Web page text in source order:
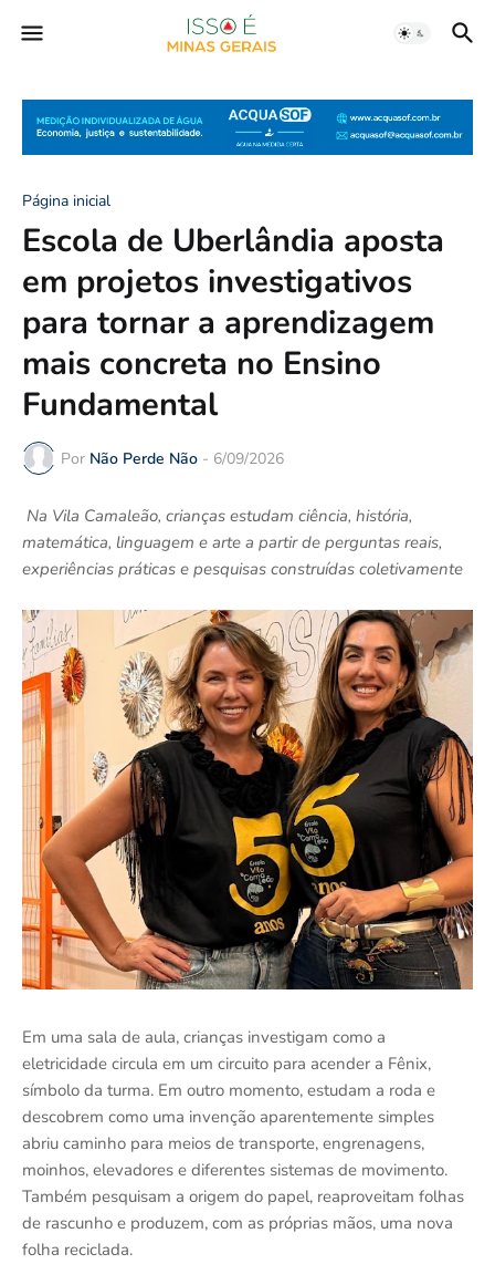
Página inicial
Escola de Uberlândia aposta
em projetos investigativos
para tornar a aprendizagem
mais concreta no Ensino
Fundamental
Por Não Perde Não - 6/09/2026
Na Vila Camaleão, crianças estudam ciência, história,
matemática, linguagem e arte a partir de perguntas reais,
experiências práticas e pesquisas construídas coletivamente
Em uma sala de aula, crianças investigam como a
eletricidade circula em um circuito para acender a Fênix,
símbolo da turma. Em outro momento, estudam a roda e
descobrem como uma invenção aparentemente simples
abriu caminho para meios de transporte, engrenagens,
moinhos, elevadores e diferentes sistemas de movimento.
Também pesquisam a origem do papel, reaproveitam folhas
de rascunho e produzem, com as próprias mãos, uma nova
folha reciclada.